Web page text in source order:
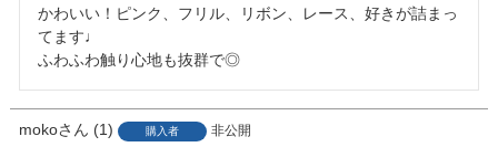
かわいい！ピンク、フリル、リボン、レース、好きが詰まっ
てます♩
ふわふわ触り心地も抜群で◎
moko 1 購入者
非公開